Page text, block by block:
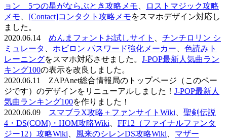
ョン 5つの星がならぶとき攻略メモ
ロストマジック攻略
メモ
[Contact]コンタクト攻略メモをスマホデザイン対応し
ました。
2020.06.14 めんまフォントお試しサイト
チンチロリン シ
ミュレータ
ホビロン パスワード強化メーカー
色読みト
レーニングをスマホ対応させました。 J-POP最新人気曲ラン
キング100の表示を改良しました。
2020.06.11 ZAPAnet総合情報局のトップページ（このペー
ジです）のデザインをリニューアルしました！ J-POP最新人
気曲ランキング100を作りました！
2020.06.09
スマブラX攻略＋ファンサイトWiki
聖剣伝説
4・DS(COM)・HOM攻略Wiki
FF12（ファイナルファンタ
ジー12）攻略Wiki
風来のシレンDS攻略Wiki
マザー